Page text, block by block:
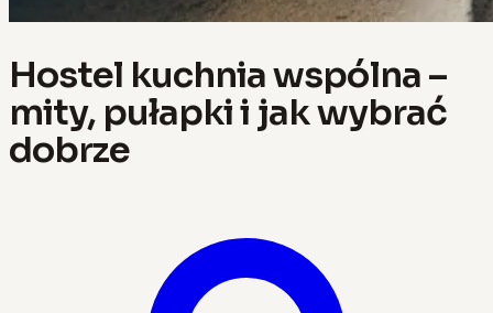
Hostel kuchnia wspólna –
mity, pułapki i jak wybrać
dobrze